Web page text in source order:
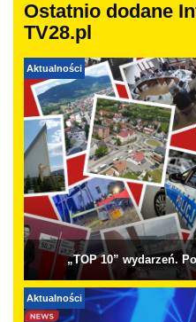
Ostatnio dodane
TV28.pl
Aktualności
„TOP 10” wydarzeń.
Aktualności